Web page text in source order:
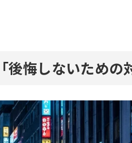
「後悔しないための